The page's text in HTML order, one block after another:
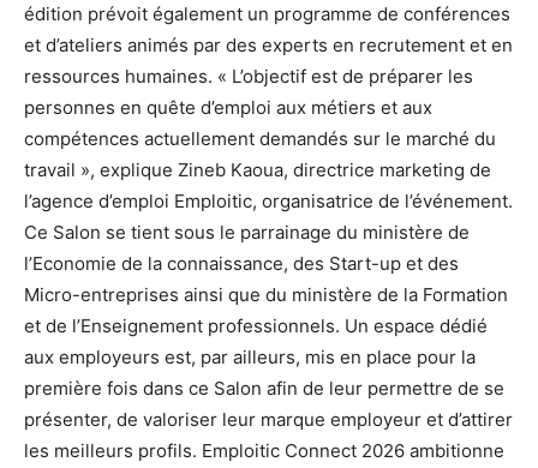
édition prévoit également un programme de conférences
et d’ateliers animés par des experts en recrutement et en
ressources humaines. « L’objectif est de préparer les
personnes en quête d’emploi aux métiers et aux
compétences actuellement demandés sur le marché du
travail », explique Zineb Kaoua, directrice marketing de
l’agence d’emploi Emploitic, organisatrice de l’événement.
Ce Salon se tient sous le parrainage du ministère de
l’Economie de la connaissance, des Start-up et des
Micro-entreprises ainsi que du ministère de la Formation
et de l’Enseignement professionnels. Un espace dédié
aux employeurs est, par ailleurs, mis en place pour la
première fois dans ce Salon afin de leur permettre de se
présenter, de valoriser leur marque employeur et d’attirer
les meilleurs profils. Emploitic Connect 2026 ambitionne